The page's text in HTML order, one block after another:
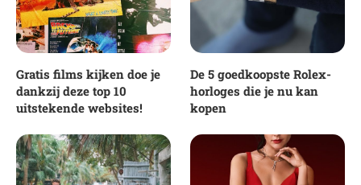
Gratis films kijken doe je
dankzij deze top 10
uitstekende websites!
De 5 goedkoopste Rolex-
horloges die je nu kan
kopen